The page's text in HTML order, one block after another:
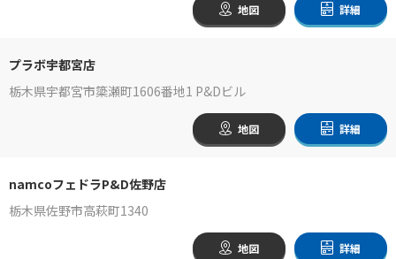
地図 詳細
プラボ宇都宮店
栃木県宇都宮市簗瀬町1606番地1 P&Dビル
地図 詳細
namcoフェドラP&D佐野店
栃木県佐野市高萩町1340
地図 詳細